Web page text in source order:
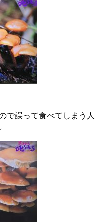
で誤って食べてしまう人